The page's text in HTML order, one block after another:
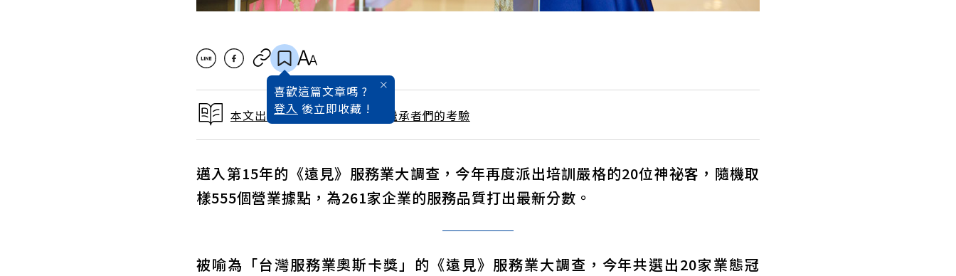
喜歡這篇文章嗎 ?
登入 後立即收藏 !
本文出自 2017 / 12月號雜誌 繼承者們的考驗
邁入第15年的《遠見》服務業大調查，今年再度派出培訓嚴格的20位神祕客，隨機取
樣555個營業據點，為261家企業的服務品質打出最新分數。
被喻為「台灣服務業奧斯卡獎」的《遠見》服務業大調查，今年共選出20家業態冠